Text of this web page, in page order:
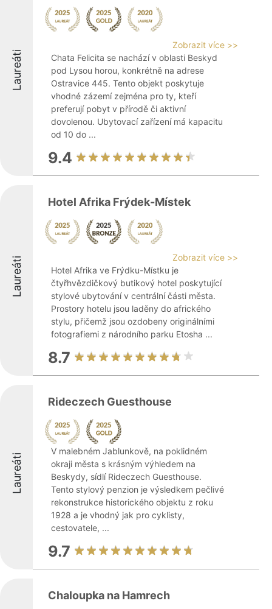
Laureáti
Zobrazit více >>
Chata Felicita se nachází v oblasti Beskyd
pod Lysou horou, konkrétně na adrese
Ostravice 445. Tento objekt poskytuje
vhodné zázemí zejména pro ty, kteří
preferují pobyt v přírodě či aktivní
dovolenou. Ubytovací zařízení má kapacitu
od 10 do ...
9.4
Laureáti
Hotel Afrika Frýdek-Místek
Zobrazit více >>
Hotel Afrika ve Frýdku-Místku je
čtyřhvězdičkový butikový hotel poskytující
stylové ubytování v centrální části města.
Prostory hotelu jsou laděny do afrického
stylu, přičemž jsou ozdobeny originálními
fotografiemi z národního parku Etosha ...
8.7
Laureáti
Rideczech Guesthouse
V malebném Jablunkově, na poklidném
okraji města s krásným výhledem na
Beskydy, sídlí Rideczech Guesthouse.
Tento stylový penzion je výsledkem pečlivé
rekonstrukce historického objektu z roku
1928 a je vhodný jak pro cyklisty,
cestovatele, ...
9.7
Chaloupka na Hamrech